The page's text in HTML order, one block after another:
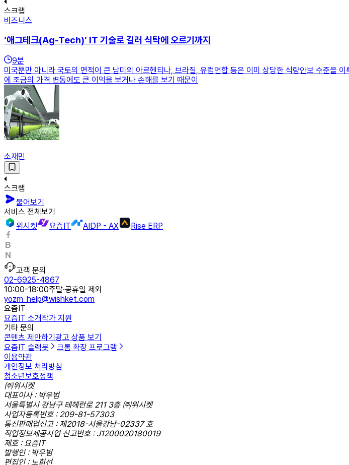
스크랩
비즈니스
‘애그테크(Ag-Tech)’ IT 기술로 길러 식탁에 오르기까지
9분
미국뿐만 아니라 국토의 면적이 큰 남미의 아르헨티나, 브라질, 유럽연합 등은 이미 상당한 식량안보 수준을
에 조금의 가격 변동에도 큰 이익을 보거나 손해를 보기 때문이
소재민
스크랩
물어보기
서비스 전체보기
위시켓
요즘IT AIDP - AX Rise ERP
고객 문의
02-6925-4867
10:00-18:00주말·공휴일 제외
yozm_help@wishket.com
요즘IT
요즘IT 소개작가 지원
기타 문의
콘텐츠 제안하기 광고 상품 보기
요즘IT 슬랙봇
크롬 확장 프로그램
이용약관
개인정보 처리방침
청소년보호정책
㈜위시켓
대표이사 : 박우범
서울특별시 강남구 테헤란로 211 3층 ㈜위시켓
사업자등록번호 : 209-81-57303
통신판매업신고 : 제2018-서울강남-02337 호
직업정보제공사업 신고번호 : J1200020180019
제호 : 요즘IT
발행인 : 박우범
편집인 : 노희선